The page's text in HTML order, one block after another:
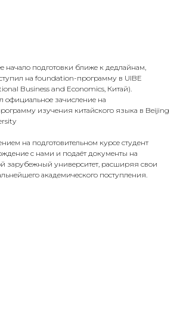
начало подготовки ближе к дедлайнам,
на foundation-программу в UIBE
Business and Economics, Китай).
официальное зачисление на
изучения китайского языка в Beijing
на подготовительном курсе студент
с нами и подаёт документы на
зарубежный университет, расширяя свои
академического поступления.